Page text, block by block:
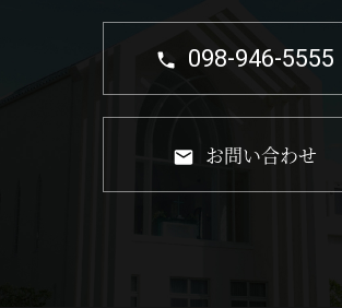
098-946-5555
お問い合わせ